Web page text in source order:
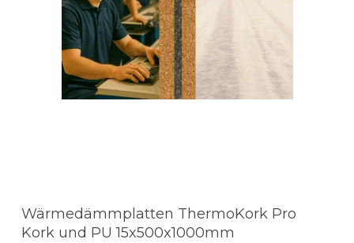
Wärmedämmplatten ThermoKork Pro
Kork und PU 15x500x1000mm